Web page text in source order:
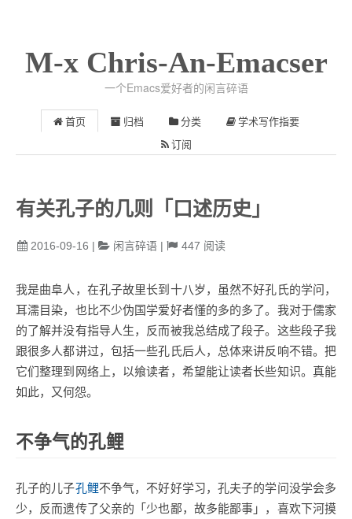
M-x Chris-An-Emacser
一个Emacs爱好者的闲言碎语
首页 归档 分类 学术写作指要
订阅
有关孔子的几则「口述历史」
2016-09-16 | 闲言碎语 | 447 阅读
我是曲阜人，在孔子故里长到十八岁，虽然不好孔氏的学问，
耳濡目染，也比不少伪国学爱好者懂的多的多了。我对于儒家
的了解并没有指导人生，反而被我总结成了段子。这些段子我
跟很多人都讲过，包括一些孔氏后人，总体来讲反响不错。把
它们整理到网络上，以飨读者，希望能让读者长些知识。真能
如此，又何怨。
不争气的孔鲤
孔子的儿子孔鲤不争气，不好好学习，孔夫子的学问没学会多
少，反而遗传了父亲的「少也鄙，故多能鄙事」，喜欢下河摸